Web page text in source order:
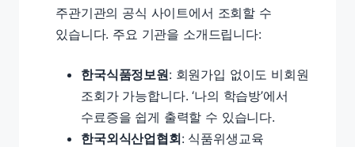
주관기관의 공식 사이트에서 조회할 수
있습니다. 주요 기관을 소개드립니다:
한국식품정보원: 회원가입 없이도 비회원
조회가 가능합니다. ‘나의 학습방’에서
수료증을 쉽게 출력할 수 있습니다.
한국외식산업협회: 식품위생교육